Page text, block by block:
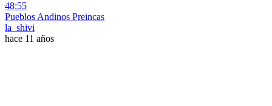
48:55
Pueblos Andinos Preincas
la_shivi
hace 11 años